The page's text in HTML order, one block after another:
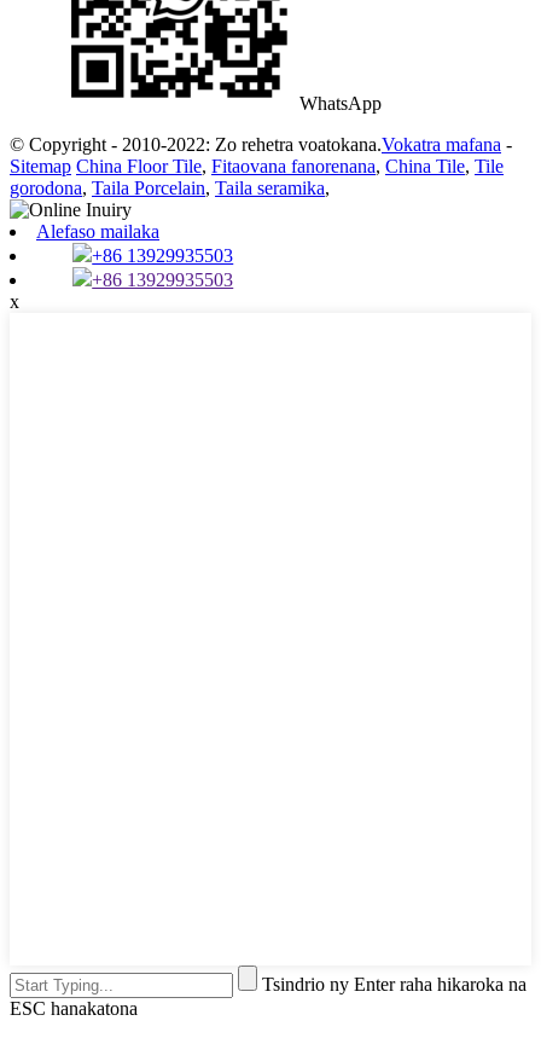
WhatsApp
© Copyright - 2010-2022: Zo rehetra voatokana.Vokatra mafana -
Sitemap China Floor Tile, Fitaovana fanorenana, China Tile, Tile
gorodona, Taila Porcelain, Taila seramika,
Alefaso mailaka
+86 13929935503
+86 13929935503
x
Tsindrio ny Enter raha hikaroka na
ESC hanakatona